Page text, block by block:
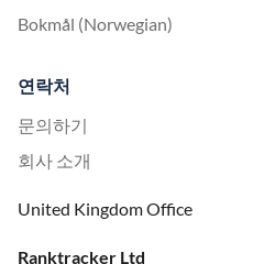
Bokmål (Norwegian)
연락처
문의하기
회사 소개
United Kingdom Office
Ranktracker Ltd